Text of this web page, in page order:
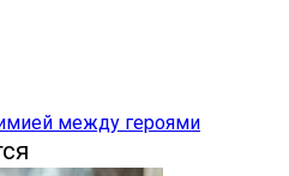
между героями